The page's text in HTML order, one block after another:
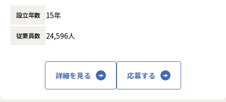
あり、市場価値の高いエンジニアとして成長・活躍できる環
シミュレーションやAIといったニーズの高い領域にも挑戦で
当社のお客さま（自動車/自動車部品/産業用装置等の大手メ
ーカー）の開発現場で、システム制御エンジニアとして、自
に渡ります。いわゆる技術者派遣と呼ばれ
働く場所に関わらない事業支援や最新技術を
用いた研究開発などを行っています。
設立年数 15年
従業員数 24,596人
詳細を見る 応募する